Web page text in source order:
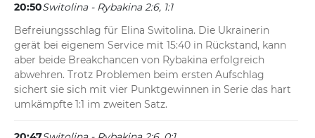
20:50Switolina - Rybakina 2:6, 1:1
Befreiungsschlag für Elina Switolina. Die Ukrainerin
gerät bei eigenem Service mit 15:40 in Rückstand, kann
aber beide Breakchancen von Rybakina erfolgreich
abwehren. Trotz Problemen beim ersten Aufschlag
sichert sie sich mit vier Punktgewinnen in Serie das hart
umkämpfte 1:1 im zweiten Satz.